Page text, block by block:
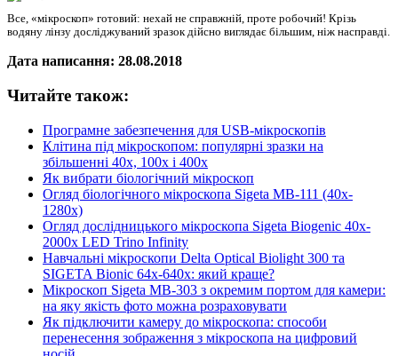
Все, «мікроскоп» готовий: нехай не справжній, проте робочий! Крізь
водяну лінзу досліджуваний зразок дійсно виглядає більшим, ніж насправді.
Дата написання: 28.08.2018
Читайте також:
Програмне забезпечення для USB-мікроскопів
Клітина під мікроскопом: популярні зразки на
збільшенні 40x, 100x і 400x
Як вибрати біологічний мікроскоп
Огляд біологічного мікроскопа Sigeta MB-111 (40x-
1280x)
Огляд дослідницького мікроскопа Sigeta Biogenic 40x-
2000x LED Trino Infinity
Навчальні мікроскопи Delta Optical Biolight 300 та
SIGETA Bionic 64x-640x: який краще?
Мікроскоп Sigeta MB-303 з окремим портом для камери:
на яку якість фото можна розраховувати
Як підключити камеру до мікроскопа: способи
перенесення зображення з мікроскопа на цифровий